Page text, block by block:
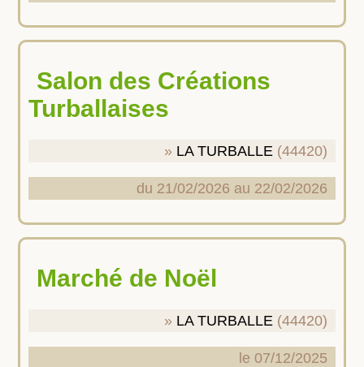
Salon des Créations
Turballaises
LA TURBALLE (44420)
du 21/02/2026 au 22/02/2026
Marché de Noël
LA TURBALLE (44420)
le 07/12/2025